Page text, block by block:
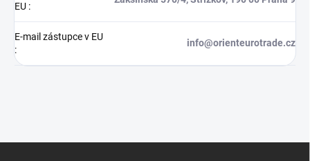
EU :
E-mail zástupce v EU
:
info@orienteurotrade.cz